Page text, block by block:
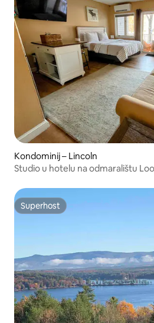
Kondominij – Lincoln
Studio u hotelu na odmaralištu
Superhost
Superhost